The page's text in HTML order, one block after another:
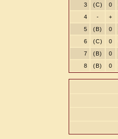
3
(C) 0
4
- +
5
(B) 0
6
(C) 0
7
(B) 0
8
(B) 0